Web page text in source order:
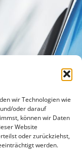
wir Technologien wie
oder darauf
können wir Daten
Website
oder zurückziehst,
werden.